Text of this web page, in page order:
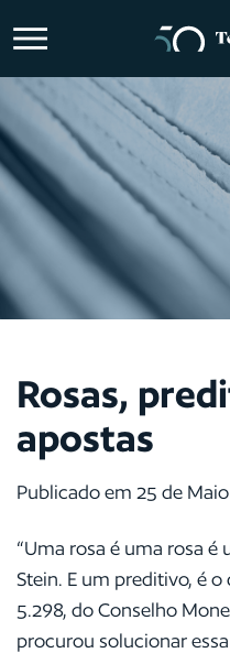
Rosas,
apostas
Publicado em 25 de
“Uma rosa é uma rosa é
Stein. E um preditivo, é
5.298, do Conselho
procurou solucionar